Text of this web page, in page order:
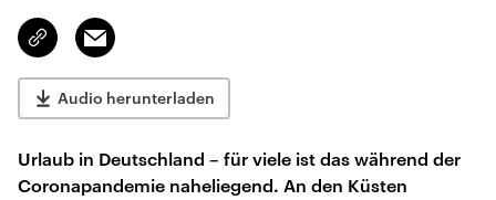
Link
kopieren/teilen
Email
Audio herunterladen
Urlaub in Deutschland – für viele ist das während der
Coronapandemie naheliegend. An den Küsten